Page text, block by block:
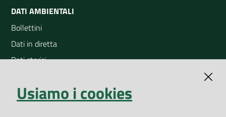
DATI AMBIENTALI
Bollettini
Dati in diretta
Dati storici
Open Data
Usiamo i cookies